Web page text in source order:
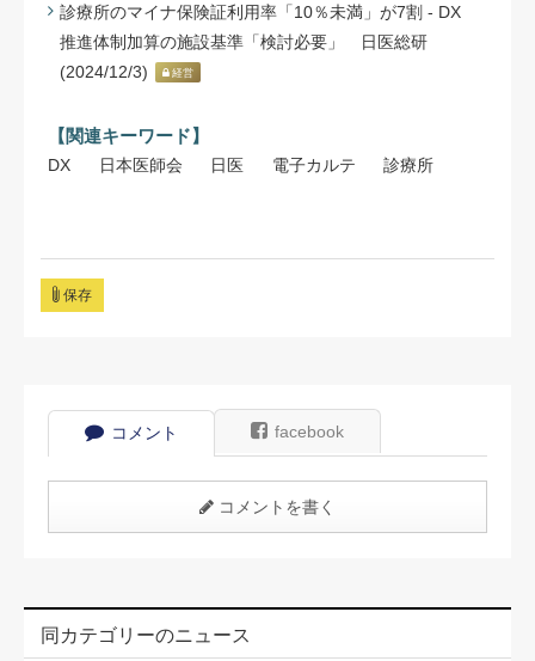
診療所のマイナ保険証利用率「10％未満」が7割 - DX
推進体制加算の施設基準「検討必要」 日医総研
(2024/12/3)
経営
【関連キーワード】
DX 日本医師会 日医 電子カルテ 診療所
保存
コメント facebook
コメントを書く
同カテゴリーのニュース